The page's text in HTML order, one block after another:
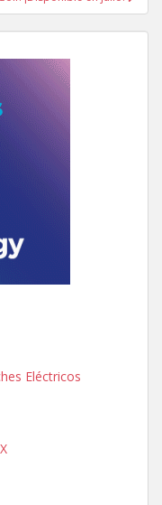
Eléctricos